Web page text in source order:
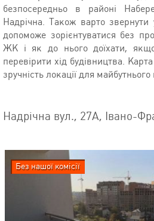
безпосередньо в районі
Надрічна. Також варто
допоможе зорієнтуватися без
ЖК і як до нього доїхати,
перевірити хід будівництва.
зручність локації для
Надрічна вул., 27А, Івано-
Без нашої комісії